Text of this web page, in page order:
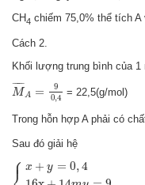
CH4 chiếm 75,0% thể tích A
Cách 2.
Khối lượng trung bình của 1
¯¯¯¯¯¯
MA =
9
0,4
M¯ 0,
= 22,5(g/mol)
Trong hỗn hợp A phải có
Sau đó giải hệ
⎧
⎪ x + y = 0,4
x = 16x 14